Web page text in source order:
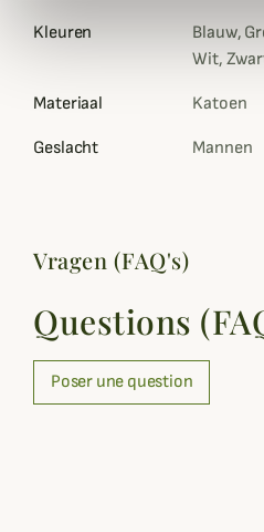
Kleuren
Blauw,
Wit,
Materiaal Katoen
Geslacht Mannen
Vragen (FAQ's)
Questions
Poser une question